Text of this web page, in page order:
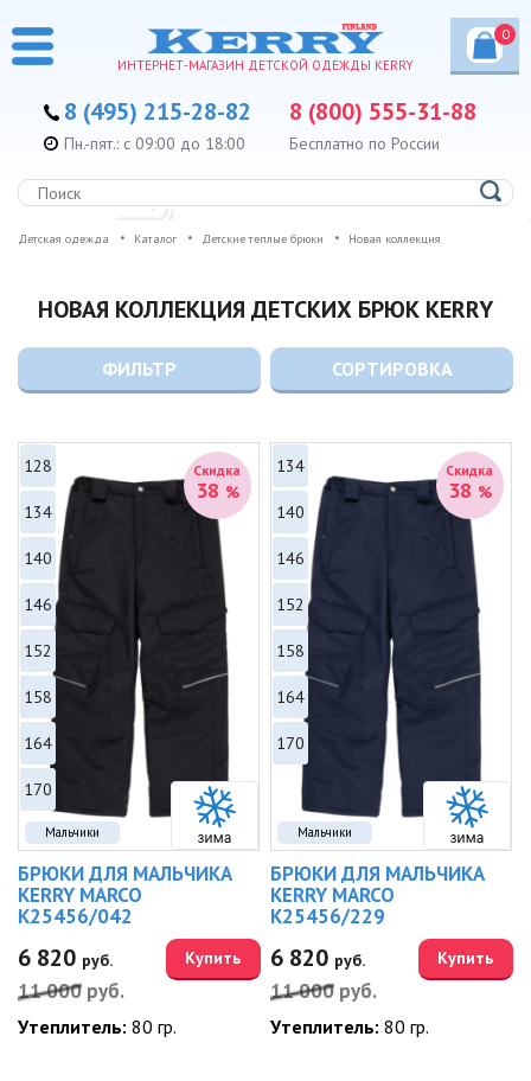
ИНТЕРНЕТ-МАГАЗИН ДЕТСКОЙ ОДЕЖДЫ KERRY
0
8 (495) 215-28-82 8 (800) 555-31-88
Бесплатно по России
Пн.-пят.: с 09:00 до 18:00
Детская одежда Каталог Детские теплые брюки Новая коллекция
НОВАЯ КОЛЛЕКЦИЯ ДЕТСКИХ БРЮК KERRY
СОРТИРОВКА
ФИЛЬТР
Мальчики
Скидка
38 %
128
134
140
146
152
158
164
170
БРЮКИ ДЛЯ МАЛЬЧИКА
KERRY MARCO
K25456/042
6 820 руб.
11 000 руб.
Купить
Утеплитель:80 гр.
Мальчики
Скидка
38 %
134
140
146
152
158
164
170
БРЮКИ ДЛЯ МАЛЬЧИКА
KERRY MARCO
K25456/229
6 820 руб.
11 000 руб.
Купить
Утеплитель:80 гр.